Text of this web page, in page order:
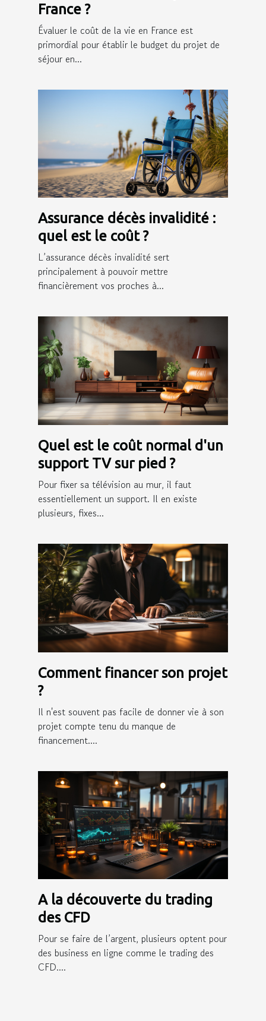
France ?
Évaluer le coût de la vie en France est
primordial pour établir le budget du projet de
séjour en...
Assurance décès invalidité :
quel est le coût ?
L’assurance décès invalidité sert
principalement à pouvoir mettre
financièrement vos proches à...
Quel est le coût normal d'un
support TV sur pied ?
Pour fixer sa télévision au mur, il faut
essentiellement un support. Il en existe
plusieurs, fixes...
Comment financer son projet
?
Il n'est souvent pas facile de donner vie à son
projet compte tenu du manque de
financement....
A la découverte du trading
des CFD
Pour se faire de l’argent, plusieurs optent pour
des business en ligne comme le trading des
CFD....